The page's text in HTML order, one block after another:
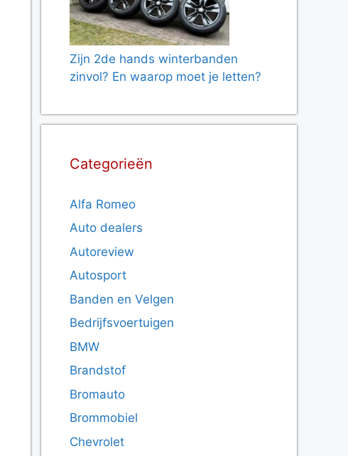
Zijn 2de hands winterbanden
zinvol? En waarop moet je letten?
Categorieën
Alfa Romeo
Auto dealers
Autoreview
Autosport
Banden en Velgen
Bedrijfsvoertuigen
BMW
Brandstof
Bromauto
Brommobiel
Chevrolet